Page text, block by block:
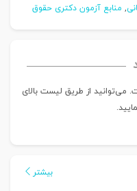
, منابع آزمون دکتری حقوق
می‌توانید از طریق لیست بالای
بیشتر